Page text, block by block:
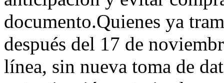
documento.Quienes ya
después del 17 de
línea, sin nueva toma de